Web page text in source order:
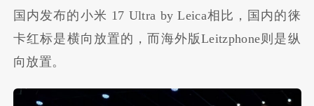
国内发布的小米 17 Ultra by Leica相比，国内的徕
卡红标是横向放置的，而海外版Leitzphone则是纵
向放置。